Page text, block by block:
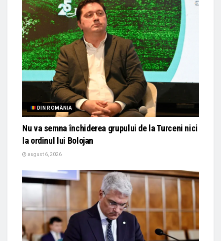
DIN ROMÂNIA
Nu va semna închiderea grupului de la Turceni nici
la ordinul lui Bolojan
august 6, 2026